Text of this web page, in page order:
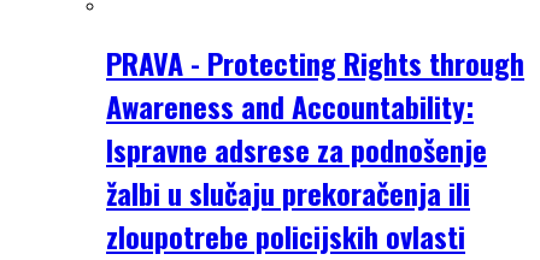
PRAVA - Protecting Rights through
Awareness and Accountability:
Ispravne adsrese za podnošenje
žalbi u slučaju prekoračenja ili
zloupotrebe policijskih ovlasti